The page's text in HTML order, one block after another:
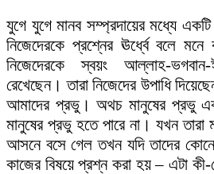
যুগে যুগে মানব সম্প্রদায়ের মধ্যে
নিজেদেরকে প্রশ্নের ঊর্ধ্বে বলে মনে
নিজেদেরকে স্বয়ং আল্লাহ-
রেখেছেন। তারা নিজেদের উপাধি
আমাদের প্রভু। অথচ মানুষের প্রভু
মানুষের প্রভু হতে পারে না। যখন তারা
আসনে বসে গেল তখন যদি তাদের
কাজের বিষয়ে প্রশ্ন করা হয় – এটা